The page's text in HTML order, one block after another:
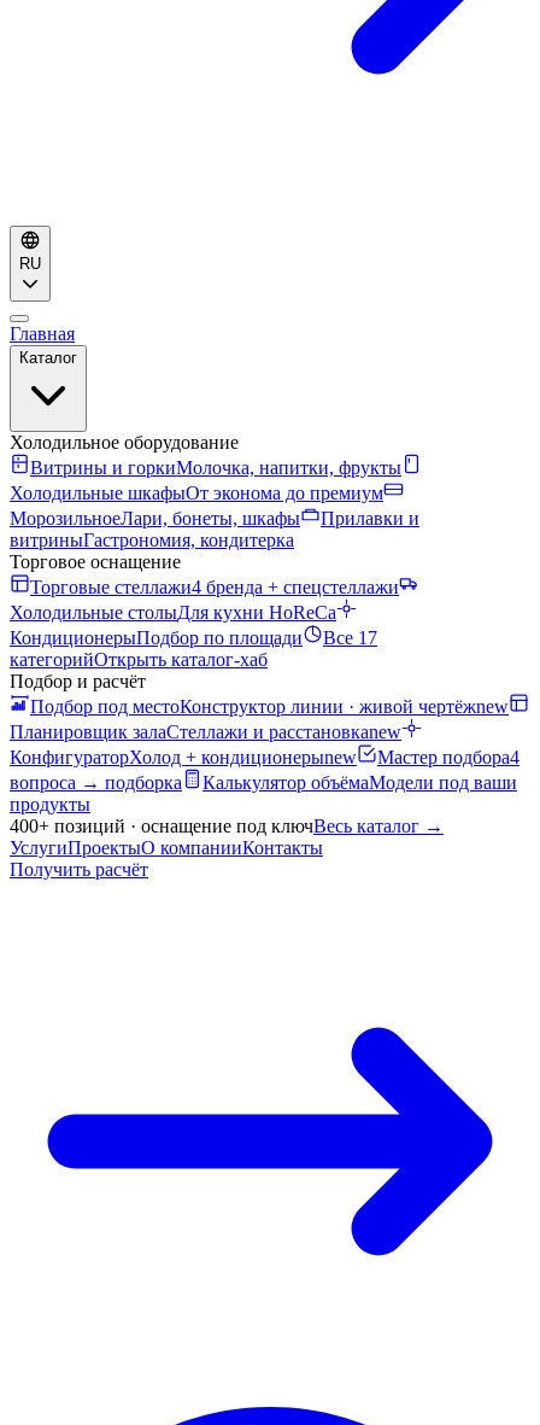
RU
Главная
Каталог
Холодильное оборудование
Витрины и горкиМолочка, напитки, фрукты
Холодильные шкафыОт эконома до премиум
МорозильноеЛари, бонеты, шкафы
Прилавки и
витриныГастрономия, кондитерка
Торговое оснащение
Торговые стеллажи4 бренда + спецстеллажи
Холодильные столыДля кухни HoReCa
КондиционерыПодбор по площади
Все 17
категорийОткрыть каталог-хаб
Подбор и расчёт
Подбор под местоКонструктор линии · живой чертёжnew
Планировщик залаСтеллажи и расстановкаnew
КонфигураторХолод + кондиционерыnew Мастер подбора4
вопроса → подборка
Калькулятор объёмаМодели под ваши
продукты
400+ позиций · оснащение под ключВесь каталог →
УслугиПроектыО компанииКонтакты
Получить расчёт